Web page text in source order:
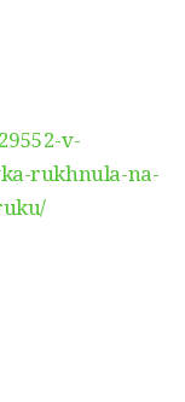
v-
rukhnula-na-